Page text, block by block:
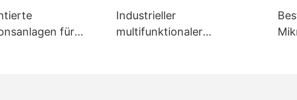
für
Industrieller
multifunktionaler